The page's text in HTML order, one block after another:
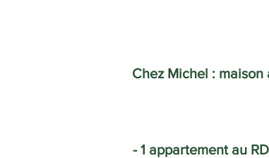
Chez Michel :
- 1 appartement au